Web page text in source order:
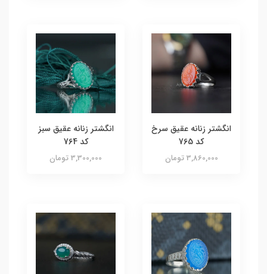
انگشتر زنانه عقیق سرخ
کد 765
3,860,000 تومان
انگشتر زنانه عقیق سبز
کد 764
3,300,000 تومان